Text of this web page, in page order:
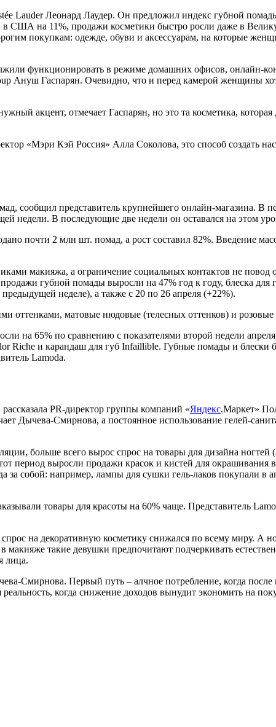
Lauder Леонард Лаудер. Он предложил индекс губной
в США на 11%, продажи косметики быстро росли даже в
покупкам: одежде, обуви и аксессуарам, на которые
функционировать в режиме домашних офисов, онлайн-
Ануш Гаспарян. Очевидно, что и перед камерой женщины
акцент, отмечает Гаспарян, но это та косметика,
«Мэри Кэй Россия» Алла Соколова, это способ создать
сообщил представитель крупнейшего онлайн-магазина. В
недели. В последующие две недели он оставался на этом
почти 2 млн шт. помад, а рост составил 82%. Введение
макияжа, а ограничение социальных контактов не повод
губной помады выросли на 47% год к году, блеска
неделе), а также с 20 по 26 апреля (+22%).
оттенками, матовые нюдовые (телесных оттенков) и
на 65% по сравнению с показателями второй недели
Riche и карандаш для губ Infaillible. Губные помады и блески
Lamoda.
PR-директор группы компаний «Яндекс.Маркет»
Дычева-Смирнова, а постоянное использование гелей-
больше всего вырос спрос на товары для дизайна ногтей
период выросли продажи красок и кистей для окрашивания
за собой: например, лампы для сушки гель-лаков покупали в
товары для красоты на 60% чаще. Представитель
на декоративную косметику снижался по всему миру. А
такие девушки предпочитают подчеркивать
лица.
Смирнова. Первый путь – алчное потребление, когда
когда снижение доходов вынудит экономить на